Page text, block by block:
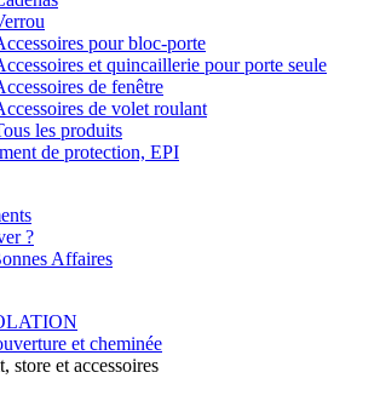
pour bloc-porte
et quincaillerie pour porte seule
de fenêtre
de volet roulant
les produits
de protection, EPI
?
Affaires
et cheminée
store et accessoires